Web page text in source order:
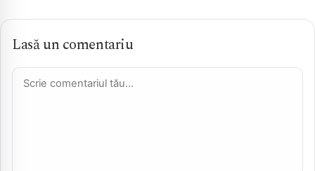
Lasă un comentariu
Comentariu *